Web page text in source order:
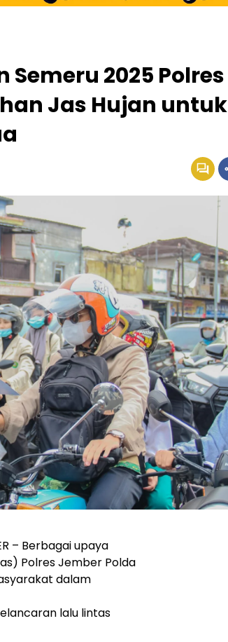
2025 Polres
Jas Hujan untuk
– Berbagai upaya
Polres Jember Polda
dalam
lalu lintas